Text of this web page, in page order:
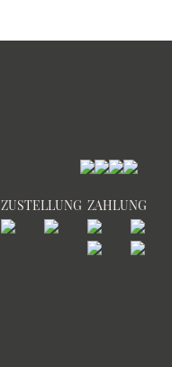
ZUSTELLUNG ZAHLUNG